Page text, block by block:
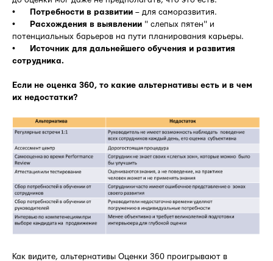
•
Потребности в развитии – для саморазвития.
•
Расхождения в выявлении " слепых пятен" и
потенциальных барьеров на пути планирования карьеры.
•
Источник для дальнейшего обучения и развития
сотрудника.
Если не оценка 360, то какие альтернативы есть и в чем
их недостатки?
Как видите, альтернативы Оценки 360 проигрывают в